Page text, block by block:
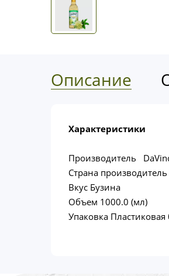
Описание
Характеристики
Производитель
Страна
Вкус Бузина
Объем 1000.0 (мл)
Упаковка Пластиковая